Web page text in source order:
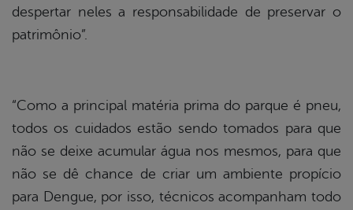
despertar neles a responsabilidade de preservar o
patrimônio”.
“Como a principal matéria prima do parque é pneu,
todos os cuidados estão sendo tomados para que
não se deixe acumular água nos mesmos, para que
não se dê chance de criar um ambiente propício
para Dengue, por isso, técnicos acompanham todo